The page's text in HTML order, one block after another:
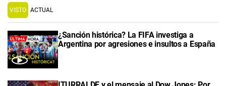
VISTO ACTUAL
¿Sanción histórica? La FIFA investiga a
Argentina por agresiones e insultos a España